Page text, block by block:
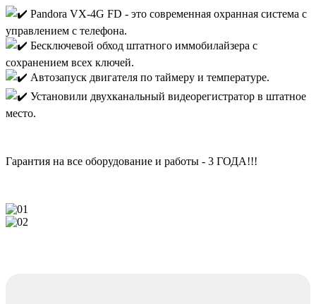
Pandora VX-4G FD - это современная охранная система с
управлением с телефона.
Бесключевой обход штатного иммобилайзера с
сохранением всех ключей.
Автозапуск двигателя по таймеру и температуре.
Установили двухканальный видеорегистратор в штатное
место.
Гарантия на все оборудование и работы - 3 ГОДА!!!